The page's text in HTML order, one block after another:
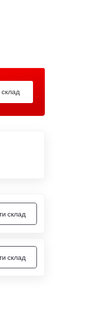
склад
склад
склад